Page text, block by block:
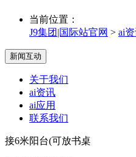
当前位置：
J9集团|国际站官网 > ai
新闻互动
关于我们
ai资讯
ai应用
联系我们
接6米阳台(可放书桌